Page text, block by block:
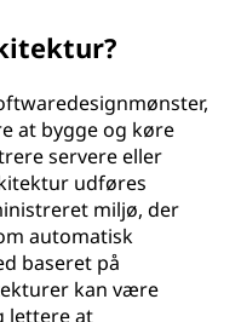
at bygge og køre
servere eller
udføres
miljø, der
automatisk
baseret på
kan være
lettere at